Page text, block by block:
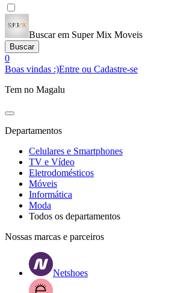
Buscar em Super Mix Moveis
Buscar
0
Boas vindas :)Entre ou Cadastre-se
Tem no Magalu
Departamentos
Celulares e Smartphones
TV e Vídeo
Eletrodomésticos
Móveis
Informática
Moda
Todos os departamentos
Nossas marcas e parceiros
Netshoes